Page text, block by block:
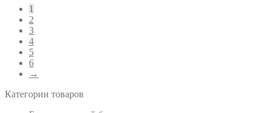
1
2
3
4
5
6
→
Категории товаров